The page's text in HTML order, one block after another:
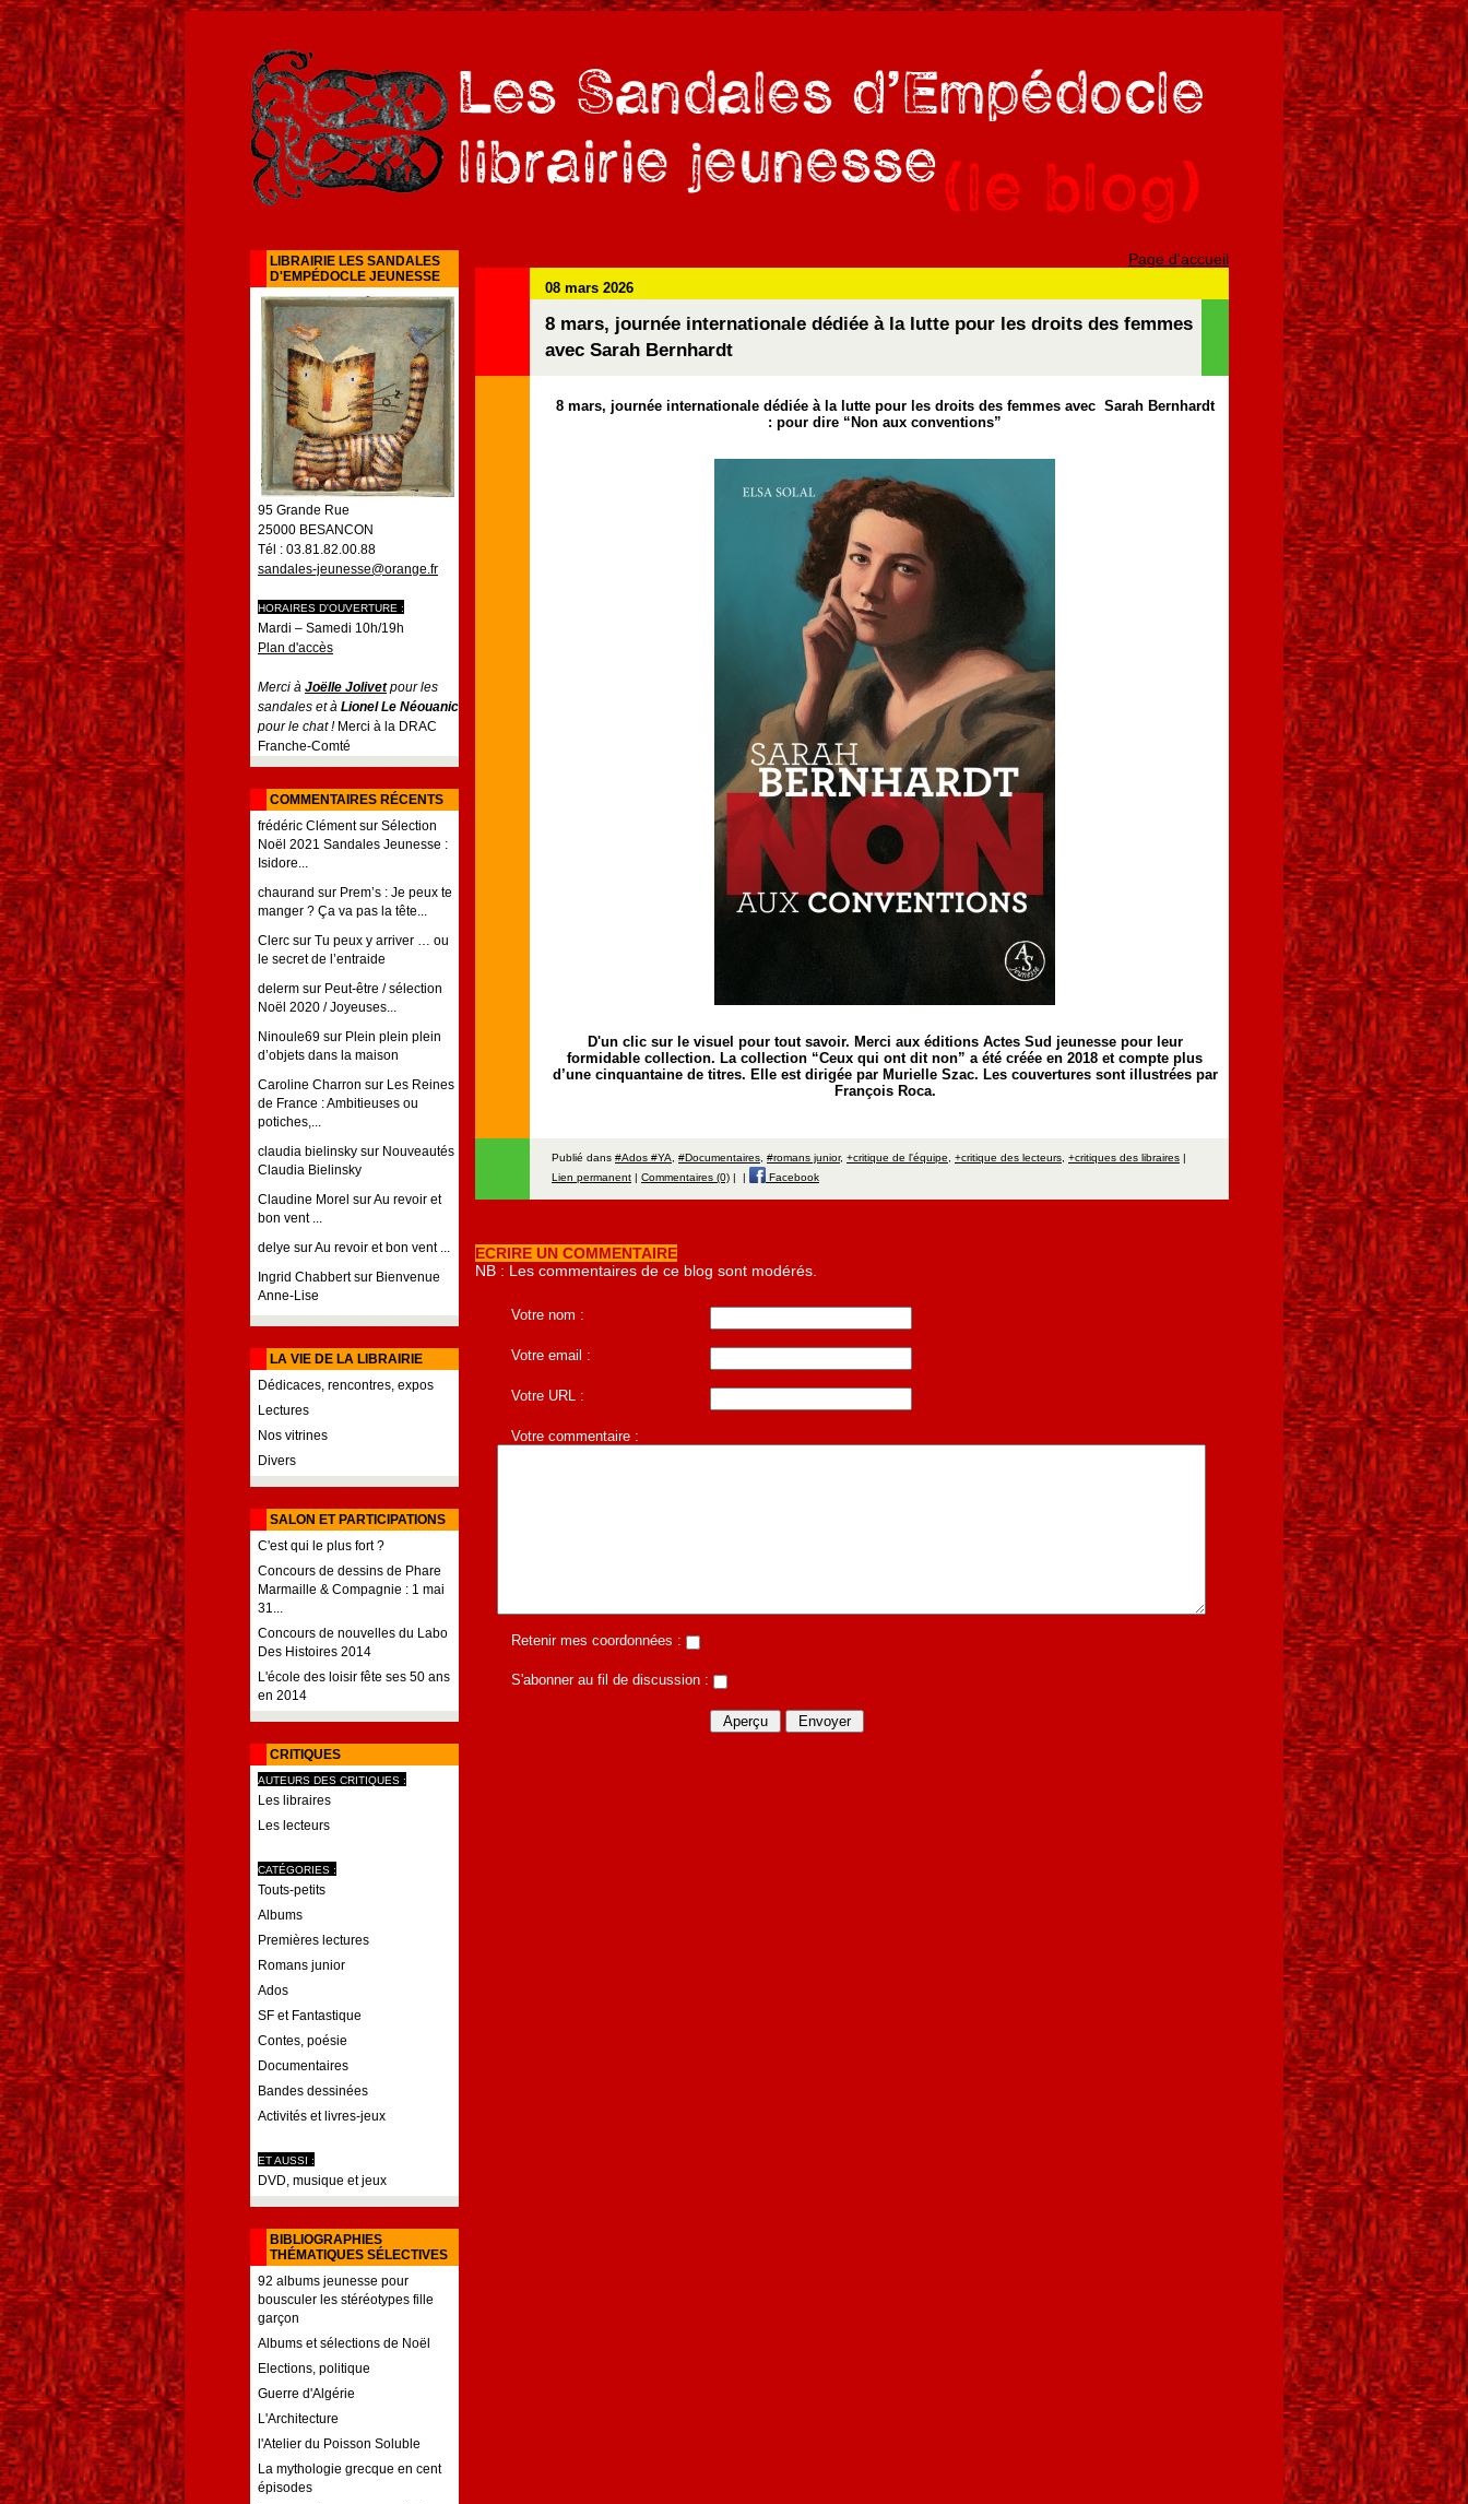
LIBRAIRIE LES SANDALES
D'EMPÉDOCLE JEUNESSE
95 Grande Rue
25000 BESANCON
Tél : 03.81.82.00.88
sandales-jeunesse@orange.fr
HORAIRES D'OUVERTURE :
Mardi – Samedi 10h/19h
Plan d'accès
Merci à Joëlle Jolivetpour les
sandales et à Lionel Le Néouanic
pour le chat !Merci à la DRAC
Franche-Comté
COMMENTAIRES RÉCENTS
frédéric Clémentsur Sélection
Noël 2021 Sandales Jeunesse :
Isidore...
chaurand sur Prem’s : Je peux te
manger ? Ça va pas la tête...
Clerc sur Tu peux y arriver … ou
le secret de l’entraide
delerm sur Peut-être / sélection
Noël 2020 / Joyeuses...
Ninoule69 sur Plein plein plein
d’objets dans la maison
Caroline Charron sur Les Reines
de France : Ambitieuses ou
potiches,...
claudia bielinsky sur Nouveautés
Claudia Bielinsky
Claudine Morel surAu revoir et
bon vent ...
delye surAu revoir et bon vent ...
Ingrid Chabbertsur Bienvenue
Anne-Lise
LA VIE DE LA LIBRAIRIE
Dédicaces, rencontres, expos
Lectures
Nos vitrines
Divers
SALON ET PARTICIPATIONS
C'est qui le plus fort ?
Concours de dessins de Phare
Marmaille & Compagnie : 1 mai
31...
Concours de nouvelles du Labo
Des Histoires 2014
L'école des loisir fête ses 50 ans
en 2014
CRITIQUES
AUTEURS DES CRITIQUES :
Les libraires
Les lecteurs
CATÉGORIES :
Touts-petits
Albums
Premières lectures
Romans junior
Ados
SF et Fantastique
Contes, poésie
Documentaires
Bandes dessinées
Activités et livres-jeux
ET AUSSI :
DVD, musique et jeux
BIBLIOGRAPHIES
THÉMATIQUES SÉLECTIVES
92 albums jeunesse pour
bousculer les stéréotypes fille
garçon
Albums et sélections de Noël
Elections, politique
Guerre d'Algérie
L'Architecture
l'Atelier du Poisson Soluble
La mythologie grecque en cent
épisodes
Page d'accueil
08 mars 2026
8 mars, journée internationale dédiée à la lutte pour les droits des femmes
avec Sarah Bernhardt
8 mars, journée internationale dédiée à la lutte pour les droits des femmes avec Sarah Bernhardt
: pour dire “Non aux conventions”
D'un clic sur le visuel pour tout savoir. Merci aux éditions Actes Sud jeunesse pour leur
formidable collection. La collection “Ceux qui ont dit non” a été créée en 2018 et compte plus
d’une cinquantaine de titres. Elle est dirigée par Murielle Szac. Les couvertures sont illustrées par
François Roca.
Publié dans #Ados #YA #Documentaires #romans junior, +critique de l'équipe +critique des lecteurs +critiques des libraires |
Lien permanent | Commentaires (0) | | Facebook
ECRIRE UN COMMENTAIRE
NB : Les commentaires de ce blog sont modérés.
Votre nom :
Votre email :
Votre URL :
Votre commentaire :
Retenir mes coordonnées :
S'abonner au fil de discussion :